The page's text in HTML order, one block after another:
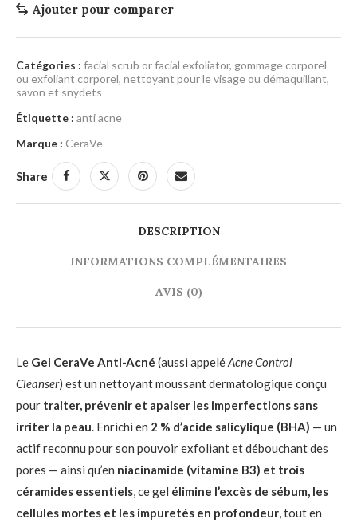
Ajouter pour comparer
Catégories : facial scrub or facial exfoliator, gommage corporel
ou exfoliant corporel, nettoyant pour le visage ou démaquillant,
savon et snydets
Étiquette : anti acne
Marque : CeraVe
Share
DESCRIPTION
INFORMATIONS COMPLÉMENTAIRES
AVIS (0)
Le Gel CeraVe Anti-Acné (aussi appeléAcne Control
Cleanser) est un nettoyant moussant dermatologique conçu
pour traiter, prévenir et apaiser les imperfections sans
irriter la peau. Enrichi en 2 % d’acide salicylique (BHA) — un
actif reconnu pour son pouvoir exfoliant et débouchant des
pores — ainsi qu’en niacinamide (vitamine B3) et trois
céramides essentiels, ce gel élimine l’excès de sébum, les
cellules mortes et les impuretés en profondeur, tout en